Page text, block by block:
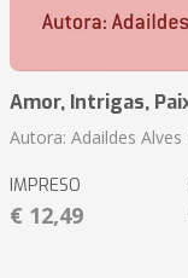
Amor, Intrigas,
Autora: Adaildes
IMPRESO
€ 12,49